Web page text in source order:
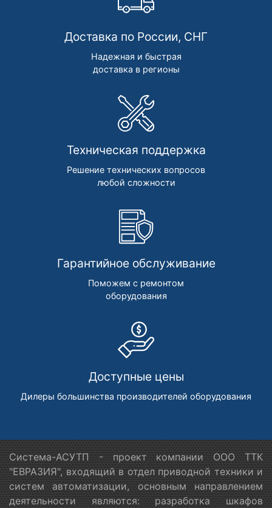
Доставка по России, СНГ
Надежная и быстрая
доставка в регионы
Техническая поддержка
Решение технических вопросов
любой сложности
Гарантийное обслуживание
Поможем с ремонтом
оборудования
Доступные цены
Дилеры большинства производителей оборудования
Система-АСУТП - проект компании ООО ТТК
"ЕВРАЗИЯ", входящий в отдел приводной техники и
систем автоматизации, основным направлением
деятельности являются: разработка шкафов